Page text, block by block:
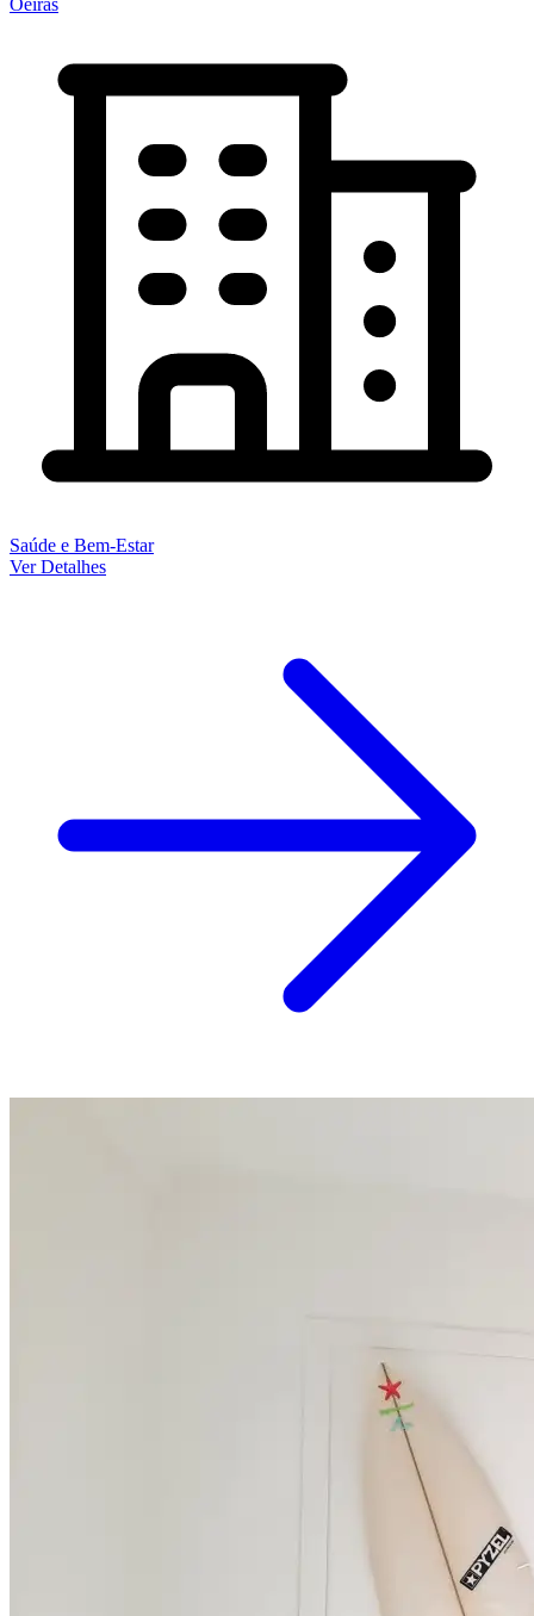
Oeiras
Saúde e Bem-Estar
Ver Detalhes